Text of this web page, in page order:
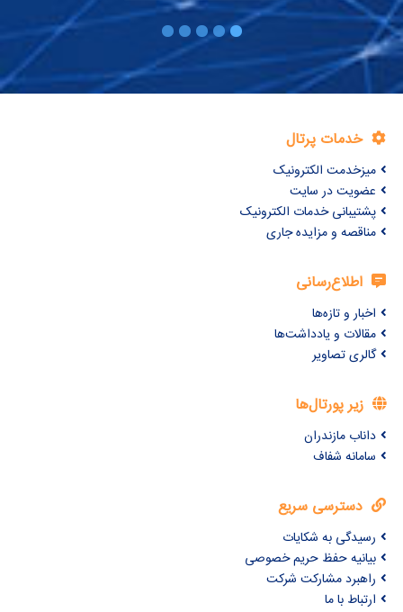
خدمات پرتال
میزخدمت الکترونیک
عضویت در سایت
پشتیبانی خدمات الکترونیک
مناقصه و مزایده جاری
اطلاع‌رسانی
اخبار و تازه‌ها
مقالات و یادداشت‌ها
گالری تصاویر
زیر پورتال‌ها
داناب مازندران
سامانه شفاف
دسترسی سریع
رسیدگی به شکایات
بیانیه حفظ حریم خصوصی
راهبرد مشارکت شرکت
ارتباط با ما